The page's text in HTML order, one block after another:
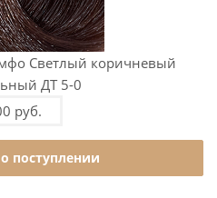
Светлый коричневый
ДТ 5-0
руб.
поступлении